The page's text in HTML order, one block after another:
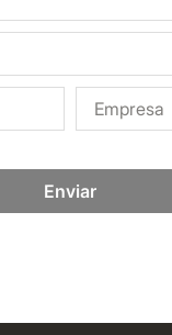
Enviar